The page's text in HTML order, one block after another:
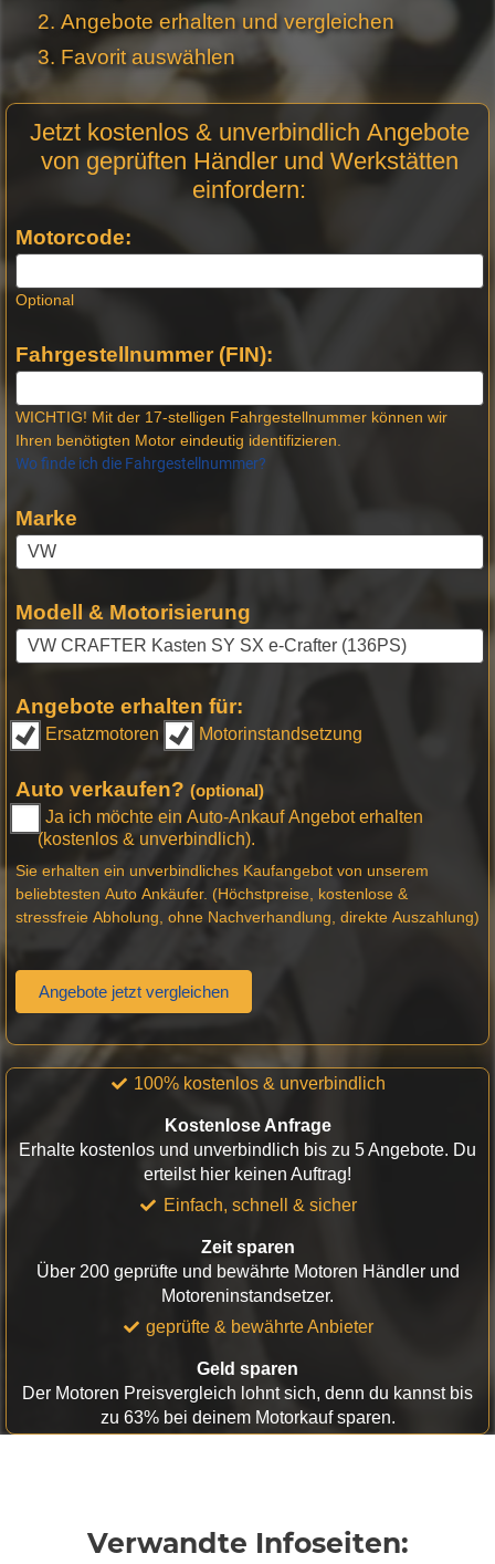
Angebote erhalten und vergleichen
Favorit auswählen
Anfrage
Stellen -
Jetzt kostenlos & unverbindlich Angebote
von geprüften Händler und Werkstätten
einfordern:
Motorcode:
Optional
Fahrgestellnummer (FIN):
WICHTIG! Mit der 17-stelligen Fahrgestellnummer können wir
Ihren benötigten Motor eindeutig identifizieren.
Wo finde ich die Fahrgestellnummer?
Marke
Modell & Motorisierung
Angebote erhalten für:
Ersatzmotoren Motorinstandsetzung
Auto verkaufen? (optional)
Ja ich möchte ein Auto-Ankauf Angebot erhalten
(kostenlos & unverbindlich).
Sie erhalten ein unverbindliches Kaufangebot von unserem
beliebtesten Auto Ankäufer. (Höchstpreise, kostenlose &
stressfreie Abholung, ohne Nachverhandlung, direkte Auszahlung)
Angebote jetzt vergleichen
100% kostenlos & unverbindlich
Kostenlose Anfrage
Erhalte kostenlos und unverbindlich bis zu 5 Angebote. Du
erteilst hier keinen Auftrag!
Einfach, schnell & sicher
Zeit sparen
Über 200 geprüfte und bewährte Motoren Händler und
Motoreninstandsetzer.
geprüfte & bewährte Anbieter
Geld sparen
Der Motoren Preisvergleich lohnt sich, denn du kannst bis
zu 63% bei deinem Motorkauf sparen.
Verwandte Infoseiten: